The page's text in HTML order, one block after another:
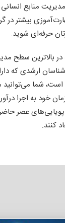
منابع
بیشتر در
حرفه‌ای شوید.
بالاترین سطح
ارشدی که
شما می‌توانید
خود به اجرا
پویایی‌های عصر
کنند.